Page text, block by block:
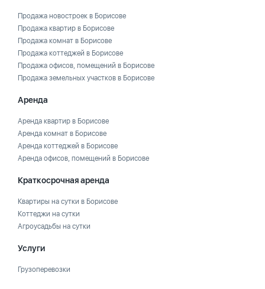
Продажа новостроек в Борисове
Продажа квартир в Борисове
Продажа комнат в Борисове
Продажа коттеджей в Борисове
Продажа офисов, помещений в Борисове
Продажа земельных участков в Борисове
Аренда
Аренда квартир в Борисове
Аренда комнат в Борисове
Аренда коттеджей в Борисове
Аренда офисов, помещений в Борисове
Краткосрочная аренда
Квартиры на сутки в Борисове
Коттеджи на сутки
Агроусадьбы на сутки
Услуги
Грузоперевозки